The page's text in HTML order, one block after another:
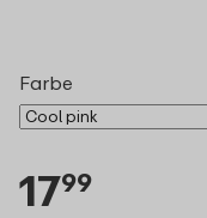
Farbe
1799